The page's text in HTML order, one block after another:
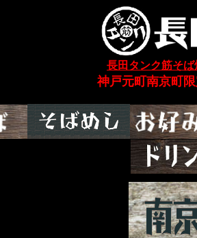
長田タンク筋そ
神戸元町南京町